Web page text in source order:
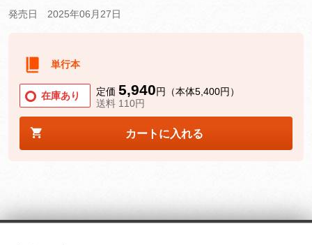
発売日 2025年06月27日
単行本
在庫あり 定価 5,940円（本体5,400円）
送料 110円
カートに入れる